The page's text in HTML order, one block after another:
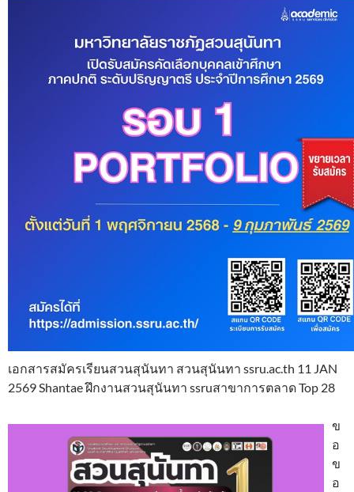
เอกสารสมัครเรียนสวนสุนันทา สวนสุนันทา ssru.ac.th 11 JAN
2569 Shantae ฝึกงานสวนสุนันทา ssruสาขาการตลาด Top 28
ข
อ
ข
อ